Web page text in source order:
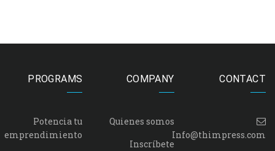
CONTACT
Info@thimpress.com
COMPANY
Quienes somos
Inscríbete
PROGRAMS
Potencia tu
emprendimiento